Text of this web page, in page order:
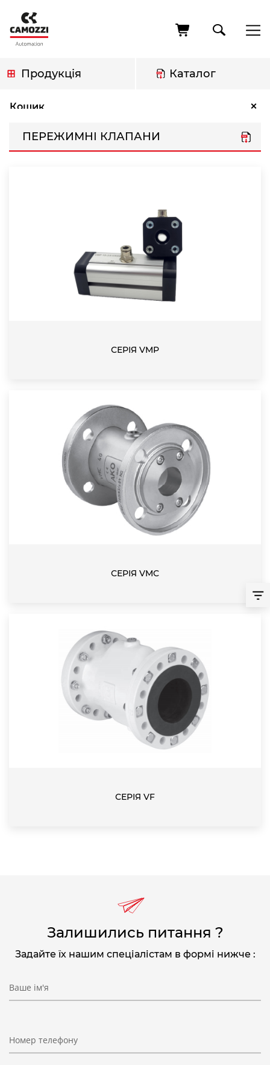
основного
вмісту
Продукція Каталог
Кошик ×
навіґації
ПЕРЕЖИМНІ КЛАПАНИ
СЕРІЯ VMP
СЕРІЯ VMC
СЕРІЯ VF
Залишились питання ?
Задайте їх нашим спеціалістам в формі нижче :
Ваше ім'я
Номер телефону